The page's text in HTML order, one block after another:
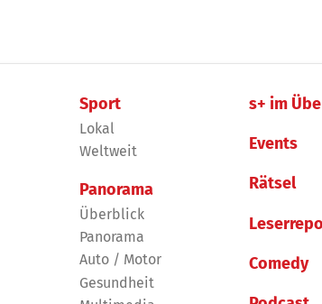
Sport
Lokal
Weltweit
Panorama
Überblick
Panorama
Auto / Motor
Gesundheit
s+ im
Events
Rätsel
Comedy